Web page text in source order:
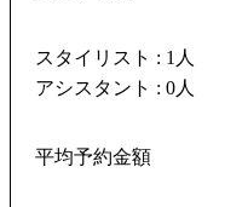
スタイリスト : 1人
アシスタント : 0人
平均予約金額